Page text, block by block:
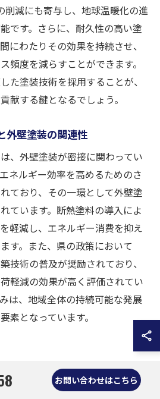
削減にも寄与し、地球温暖化の進
です。さらに、耐久性の高い塗
にわたりその効果を持続させ、
頻度を減らすことができます。
た塗装技術を採用することが、
献する鍵となるでしょう。
外壁塗装の関連性
、外壁塗装が密接に関わってい
ネルギー効率を高めるためのさ
ており、その一環として外壁塗
ています。断熱塗料の導入によ
軽減し、エネルギー消費を抑え
す。また、県の政策において
技術の普及が奨励されており、
軽減の効果が高く評価されてい
は、地域全体の持続可能な発展
素となっています。
約するための外壁塗
お問い合わせはこちら